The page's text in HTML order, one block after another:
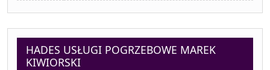
HADES USŁUGI POGRZEBOWE MAREK
KIWIORSKI